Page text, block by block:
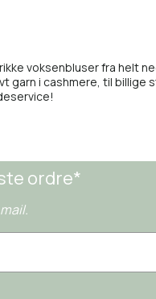
voksenbluser fra helt
i cashmere, til billige
ordre*